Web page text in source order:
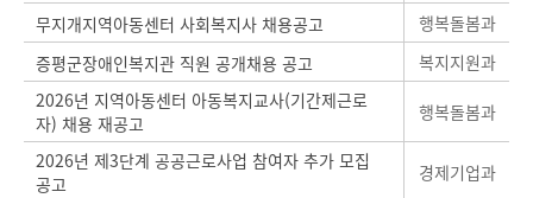
무지개지역아동센터 사회복지사 채용공고
행복돌봄과
증평군장애인복지관 직원 공개채용 공고
복지지원과
2026년 지역아동센터 아동복지교사(기간제근로
자) 채용 재공고
행복돌봄과
2026년 제3단계 공공근로사업 참여자 추가 모집
공고
경제기업과